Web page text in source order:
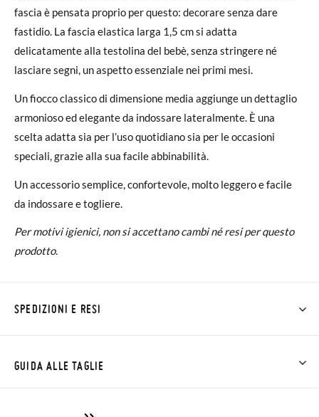
fascia è pensata proprio per questo: decorare senza dare
fastidio. La fascia elastica larga 1,5 cm si adatta
delicatamente alla testolina del bebè, senza stringere né
lasciare segni, un aspetto essenziale nei primi mesi.
Un fiocco classico di dimensione media aggiunge un dettaglio
armonioso ed elegante da indossare lateralmente. È una
scelta adatta sia per l’uso quotidiano sia per le occasioni
speciali, grazie alla sua facile abbinabilità.
Un accessorio semplice, confortevole, molto leggero e facile
da indossare e togliere.
Per motivi igienici, non si accettano cambi né resi per questo
prodotto.
SPEDIZIONI E RESI
ordini inferiori a 30 €, la spedizione standard costa 3,95 € e
GUIDA ALLE TAGLIE